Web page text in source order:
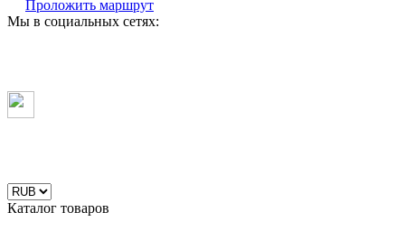
Проложить маршрут
Мы в социальных сетях:
Каталог товаров